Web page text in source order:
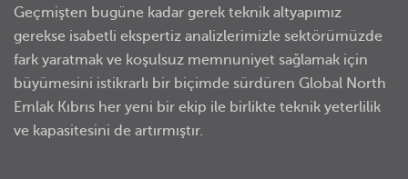
Geçmişten bugüne kadar gerek teknik altyapımız
gerekse isabetli ekspertiz analizlerimizle sektörümüzde
fark yaratmak ve koşulsuz memnuniyet sağlamak için
büyümesini istikrarlı bir biçimde sürdüren Global North
Emlak Kıbrıs her yeni bir ekip ile birlikte teknik yeterlilik
ve kapasitesini de artırmıştır.